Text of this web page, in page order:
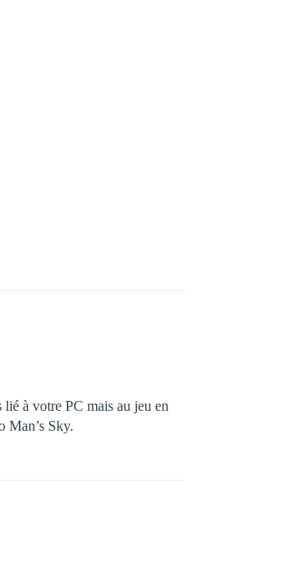
lié à votre PC mais au jeu en
Man’s Sky.